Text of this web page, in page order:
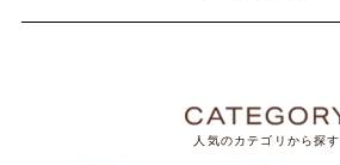
人気のカテゴリから探す